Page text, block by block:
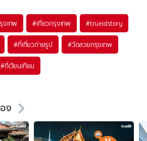
งเทพ #เที่ยวกรุงเทพ #trueidstory
#ที่เที่ยวถ่ายรูป #วัดสวยกรุงเทพ
#ที่เวียนเทียน
ง